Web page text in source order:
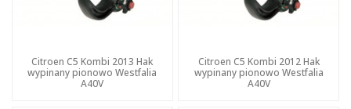
Citroen C5 Kombi 2013 Hak
wypinany pionowo Westfalia
A40V
Citroen C5 Kombi 2012 Hak
wypinany pionowo Westfalia
A40V